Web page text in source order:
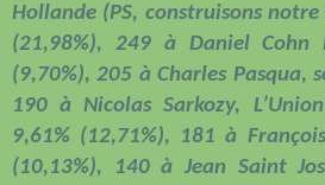
Hollande (PS, construisons
(21,98%), 249 à Daniel Cohn
(9,70%), 205 à Charles Pasqua,
190 à Nicolas Sarkozy,
9,61% (12,71%), 181 à
(10,13%), 140 à Jean Saint